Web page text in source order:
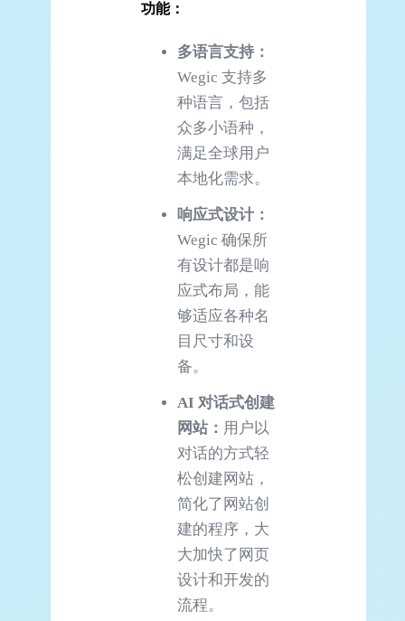
功能：
多语言支持：
Wegic 支持多
种语言，包括
众多小语种，
满足全球用户
本地化需求。
响应式设计：
Wegic 确保所
有设计都是响
应式布局，能
够适应各种名
目尺寸和设
备。
AI 对话式创建
网站： 用户以
对话的方式轻
松创建网站，
简化了网站创
建的程序，大
大加快了网页
设计和开发的
流程。